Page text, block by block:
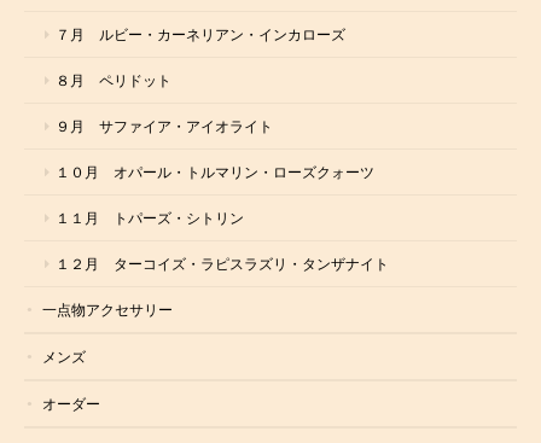
７月 ルビー・カーネリアン・インカローズ
８月 ペリドット
９月 サファイア・アイオライト
１０月 オパール・トルマリン・ローズクォーツ
１１月 トパーズ・シトリン
１２月 ターコイズ・ラピスラズリ・タンザナイト
一点物アクセサリー
メンズ
オーダー